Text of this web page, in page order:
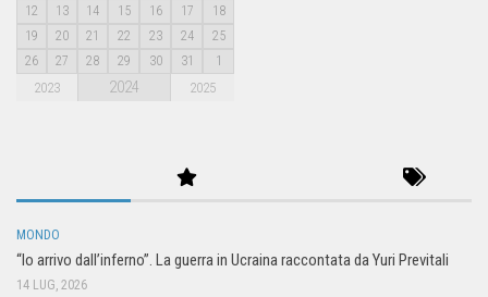
12
13 14 15 16 17
18
19
20 21 22 23 24
25
26
27 28 29 30 31 1
2023 2024 2025
MONDO
“Io arrivo dall’inferno”. La guerra in Ucraina raccontata da Yuri Previtali
14 LUG, 2026